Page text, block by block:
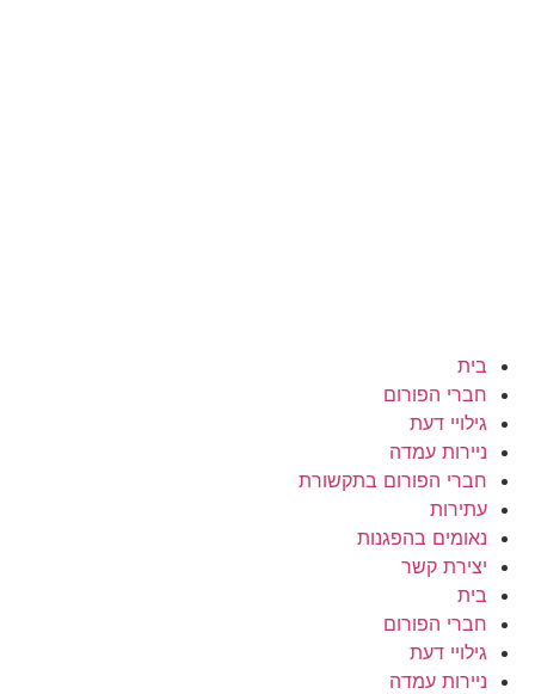
בית
חברי הפורום
גילויי דעת
ניירות עמדה
חברי הפורום בתקשורת
עתירות
נאומים בהפגנות
יצירת קשר
בית
חברי הפורום
גילויי דעת
ניירות עמדה